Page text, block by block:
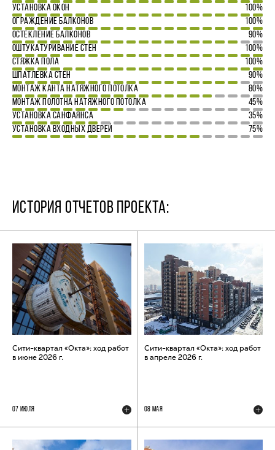
УСТАНОВКА ОКОН
100%
ОГРАЖДЕНИЕ БАЛКОНОВ
100%
ОСТЕКЛЕНИЕ БАЛКОНОВ
90%
ОШТУКАТУРИВАНИЕ СТЕН
100%
СТЯЖКА ПОЛА
100%
ШПАТЛЕВКА СТЕН
90%
МОНТАЖ КАНТА НАТЯЖНОГО ПОТОЛКА
80%
МОНТАЖ ПОЛОТНА НАТЯЖНОГО ПОТОЛКА
45%
УСТАНОВКА САНФАЯНСА
35%
УСТАНОВКА ВХОДНЫХ ДВЕРЕЙ
75%
ИСТОРИЯ ОТЧЕТОВ ПРОЕКТА:
Сити-квартал «Окта»: ход работ
в июне 2026 г.
07 ИЮЛЯ
Сити-квартал «Окта»: ход работ
в апреле 2026 г.
08 МАЯ